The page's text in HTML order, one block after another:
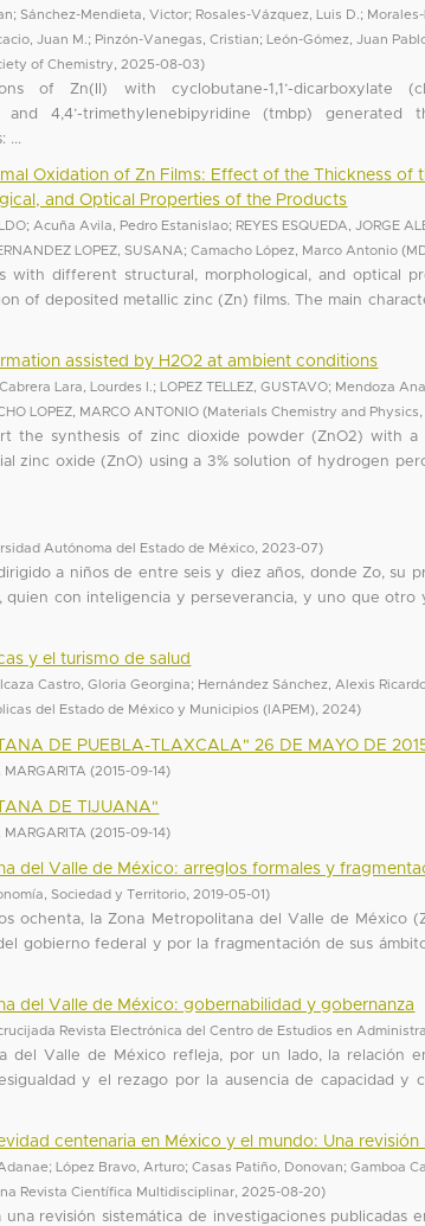
;Sánchez-Mendieta, Victor; Rosales-Vázquez, Luis D. ;
Juan M. ; Pinzón-Vanegas, Cristian; León-Gómez, Juan
of Chemistry 2025-08-03)
of Zn(II) with cyclobutane-1,1’-dicarboxylate
and 4,4’-trimethylenebipyridine (tmbp) generated
...
Oxidation of Zn Films: Effect of the Thickness of
and Optical Properties of the Products
; Acuña Avila, Pedro Estanislao; REYES ESQUEDA, JORGE
LOPEZ, SUSANA;Camacho López, Marco Antonio (
with different structural, morphological, and optical
of deposited metallic zinc (Zn) films. The main
assisted by H2O2 at ambient conditions
Cabrera Lara, Lourdes I. ; LOPEZ TELLEZ, GUSTAVO; Mendoza
LOPEZ, MARCO ANTONIO (Materials Chemistry and Physics
the synthesis of zinc dioxide powder (ZnO2) with a
zinc oxide (ZnO) using a 3% solution of hydrogen
Autónoma del Estado de México 2023-07)
a niños de entre seis y diez años, donde Zo, su
quien con inteligencia y perseverancia, y uno que otro
y el turismo de salud
Icaza Castro, Gloria Georgina; Hernández Sánchez, Alexis
del Estado de México y Municipios (IAPEM) 2024)
DE PUEBLA-TLAXCALA" 26 DE MAYO DE
MARGARITA (2015-09-14)
DE TIJUANA"
MARGARITA (2015-09-14)
del Valle de México: arreglos formales y
Sociedad y Territorio 2019-05-01)
ochenta, la Zona Metropolitana del Valle de México
gobierno federal y por la fragmentación de sus
del Valle de México: gobernabilidad y gobernanza
Revista Electrónica del Centro de Estudios en
del Valle de México refleja, por un lado, la relación
y el rezago por la ausencia de capacidad y
centenaria en México y el mundo: Una revisión
; López Bravo, Arturo;Casas Patiño, Donovan;Gamboa
Revista Científica Multidisciplinar 2025-08-20)
una revisión sistemática de investigaciones publicadas